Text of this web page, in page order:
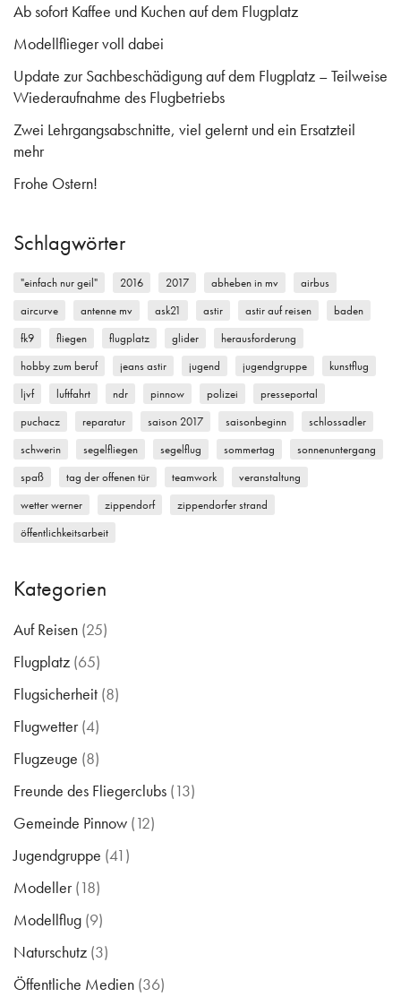
Ab sofort Kaffee und Kuchen auf dem Flugplatz
Modellflieger voll dabei
Update zur Sachbeschädigung auf dem Flugplatz – Teilweise
Wiederaufnahme des Flugbetriebs
Zwei Lehrgangsabschnitte, viel gelernt und ein Ersatzteil
mehr
Frohe Ostern!
Schlagwörter
"einfach nur geil" 2016 2017 abheben in mv
airbus
aircurve
antenne mv ask21 astir astir auf reisen
baden
fk9
fliegen flugplatz glider
herausforderung
hobby zum beruf
jeans astir jugend jugendgruppe
kunstflug
ljvf
luftfahrt ndr pinnow polizei
presseportal
puchacz
reparatur saison 2017 saisonbeginn
schlossadler
schwerin
segelfliegen segelflug sommertag
sonnenuntergang
spaß
tag der offenen tür teamwork
veranstaltung
wetter werner
zippendorf
zippendorfer strand
öffentlichkeitsarbeit
Kategorien
Auf Reisen (25)
Flugplatz (65)
Flugsicherheit (8)
Flugwetter(4)
Flugzeuge (8)
Freunde des Fliegerclubs (13)
Gemeinde Pinnow (12)
Jugendgruppe (41)
Modeller(18)
Modellflug (9)
Naturschutz (3)
Öffentliche Medien (36)